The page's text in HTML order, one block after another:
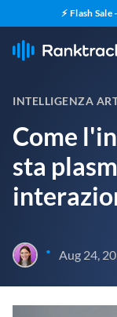
⚡ Flash
INTELLIGENZA
Come
sta
• Aug 24,